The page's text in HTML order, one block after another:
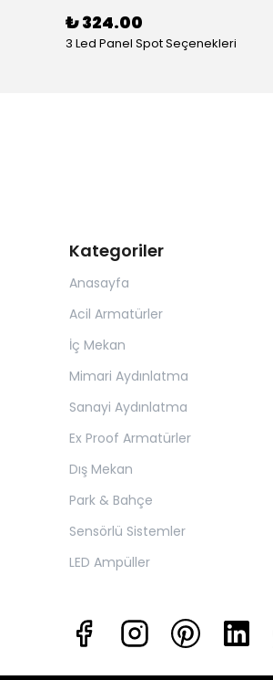
₺ 324.00
3 Led Panel Spot Seçenekleri
Kategoriler
Anasayfa
Acil Armatürler
İç Mekan
Mimari Aydınlatma
Sanayi Aydınlatma
Ex Proof Armatürler
Dış Mekan
Park & Bahçe
Sensörlü Sistemler
LED Ampüller